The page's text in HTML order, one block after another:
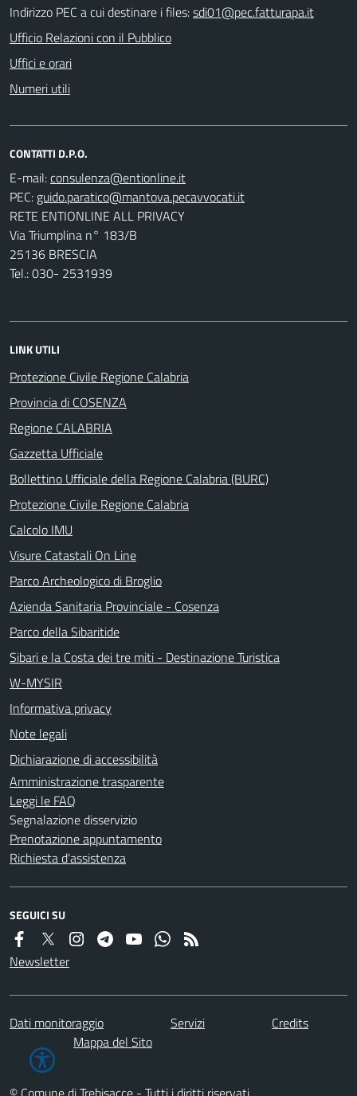
Indirizzo PEC a cui destinare i files:sdi01@pec.fatturapa.it
Ufficio Relazioni con il Pubblico
Uffici e orari
Numeri utili
CONTATTI D.P.O.
E-mail:
PEC:
RETE ENTIONLINE ALL PRIVACY
Via Triumplina n° 183/B
25136 BRESCIA
Tel.: 030- 2531939
LINK UTILI
Protezione Civile Regione Calabria
Provincia di COSENZA
Regione CALABRIA
Gazzetta Ufficiale
Bollettino Ufficiale della Regione Calabria (BURC)
Protezione Civile Regione Calabria
Calcolo IMU
Visure Catastali On Line
Parco Archeologico di Broglio
Azienda Sanitaria Provinciale - Cosenza
Parco della Sibaritide
Sibari e la Costa dei tre miti - Destinazione Turistica
W-MYSIR
Informativa privacy
Note legali
Dichiarazione di accessibilità
Amministrazione trasparente
Leggi le FAQ
Segnalazione disservizio
Prenotazione appuntamento
Richiesta d'assistenza
SEGUICI SU
Newsletter
Dati monitoraggio Servizi
Credits
Mappa del Sito